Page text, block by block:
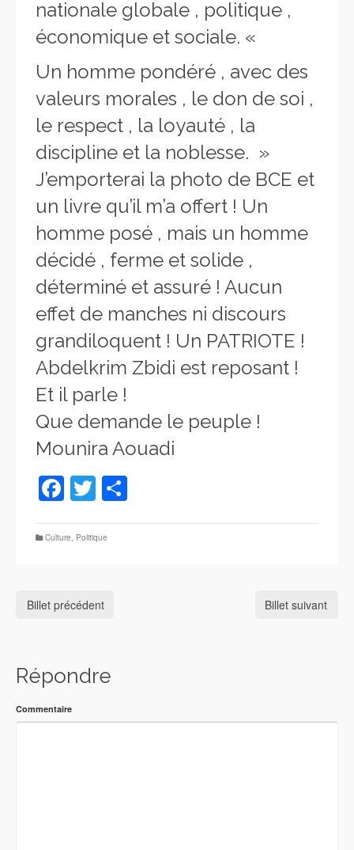
nationale globale , politique ,
économique et sociale. «
Un homme pondéré , avec des
valeurs morales , le don de soi ,
le respect , la loyauté , la
discipline et la noblesse. »
J’emporterai la photo de BCE et
un livre qu’il m’a offert ! Un
homme posé , mais un homme
décidé , ferme et solide ,
déterminé et assuré ! Aucun
effet de manches ni discours
grandiloquent ! Un PATRIOTE !
Abdelkrim Zbidi est reposant !
Et il parle !
Que demande le peuple !
Mounira Aouadi
Facebook
Twitter
Culture, Politique
Billet précédent Billet suivant
Répondre
Commentaire